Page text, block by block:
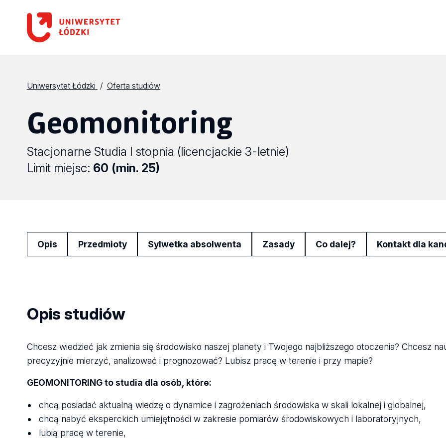
Uniwersytet Łódzki Oferta studiów
Geomonitoring
Stacjonarne Studia I stopnia (licencjackie 3-letnie)
Limit miejsc: 60 (min. 25)
Opis Przedmioty Sylwetka absolwenta Zasady Co dalej? Kontakt dla
Opis studiów
Chcesz wiedzieć jak zmienia się środowisko naszej planety i Twojego najbliższego otoczenia? Chcesz
precyzyjnie mierzyć, analizować i prognozować? Lubisz pracę w terenie i przy mapie?
GEOMONITORING to studia dla osób, które:
chcą posiadać aktualną wiedzę o dynamice i zagrożeniach środowiska w skali lokalnej i globalnej,
chcą nabyć eksperckich umiejętności w zakresie pomiarów środowiskowych i laboratoryjnych,
lubią pracę w terenie,